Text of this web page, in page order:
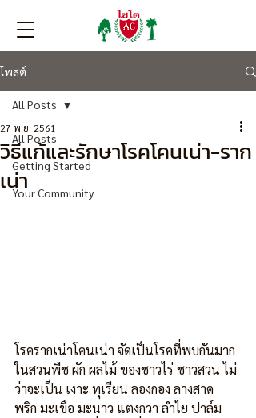
โพสต์
All Posts
Getting Started
Your Community
All Posts
วิธีแก้และรักษาโรคโคนเน่า-ราก
เน่า
27 พ.ย. 2561
โรครากเน่าโคนเน่า จัดเป็นโรคที่พบกันมาก
ในสวนพืช ผัก ผลไม้ ของชาวไร่ ชาวสวน ไม่
ว่าจะเป็น เงาะ ทุเรียน ลองกอง ลางสาด
พริก มะเขือ มะนาว แตงกวา ลำไย ปาล์ม